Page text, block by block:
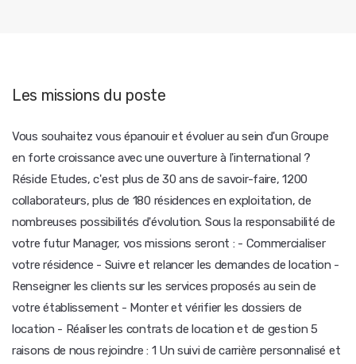
Les missions du poste
Vous souhaitez vous épanouir et évoluer au sein d'un Groupe
en forte croissance avec une ouverture à l'international ?
Réside Etudes, c'est plus de 30 ans de savoir-faire, 1200
collaborateurs, plus de 180 résidences en exploitation, de
nombreuses possibilités d'évolution. Sous la responsabilité de
votre futur Manager, vos missions seront : - Commercialiser
votre résidence - Suivre et relancer les demandes de location -
Renseigner les clients sur les services proposés au sein de
votre établissement - Monter et vérifier les dossiers de
location - Réaliser les contrats de location et de gestion 5
raisons de nous rejoindre : 1 Un suivi de carrière personnalisé et